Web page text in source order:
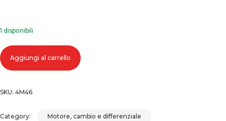
1 disponibili
MOTORE CITROEN DS3 CODICE 8H01 1.4 DIESEL 50 KW quantità
Aggiungi al carrello
SKU: 4M46
Category: Motore, cambio e differenziale